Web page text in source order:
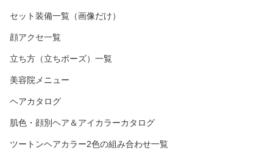
セット装備一覧（画像だけ）
顔アクセ一覧
立ち方（立ちポーズ）一覧
美容院メニュー
ヘアカタログ
肌色・顔別ヘア＆アイカラーカタログ
ツートンヘアカラー2色の組み合わせ一覧